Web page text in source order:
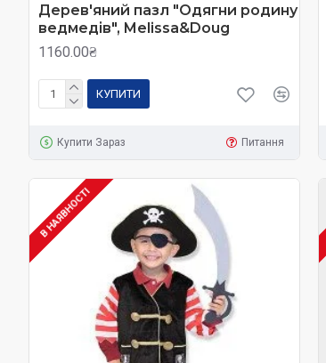
Дерев'яний пазл "Одягни родину
ведмедів", Melissa&Doug
1160.00₴
КУПИТИ
Купити Зараз Питання
В НАЯВНОСТІ